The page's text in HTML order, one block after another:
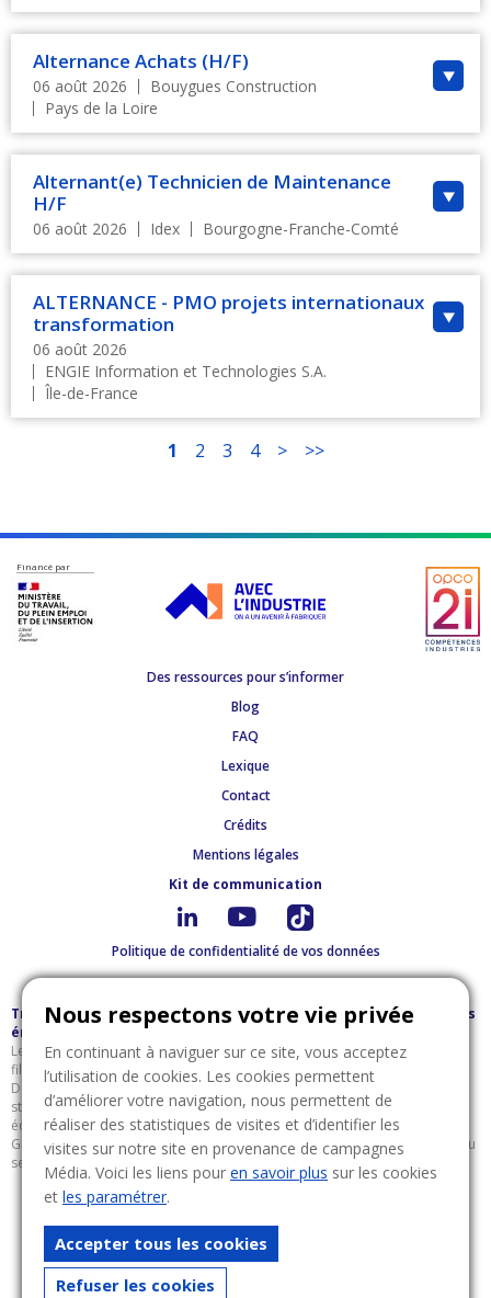
Nous respectons votre vie privée
En continuant à naviguer sur ce site, vous acceptez
l’utilisation de cookies. Les cookies permettent
d’améliorer votre navigation, nous permettent de
réaliser des statistiques de visites et d’identifier les
visites sur notre site en provenance de campagnes
Média. Voici les liens pour en savoir plus sur les cookies
et les paramétrer.
Accepter tous les cookies
Refuser les cookies
Alternance Achats (H/F)
06 août 2026
Bouygues Construction
Pays de la Loire
Alternant(e) Technicien de Maintenance
H/F
06 août 2026 Idex Bourgogne-Franche-Comté
ALTERNANCE - PMO projets internationaux
transformation
06 août 2026
ENGIE Information et Technologies S.A.
Île-de-France
1 2 3 4 > >>
Financé par
Des ressources pour s’informer
Blog
FAQ
Lexique
Contact
Crédits
Mentions légales
Kit de communication
Politique de confidentialité de vos données
Trouver votre futur emploi dans la filière gaz, chaleur et solutions
énergétiques associées
Le portail « Compétences Energies » vous permet de mieux connaître la
filière des gaz, de la chaleur et des solutions énergétiques associées.
Découvrez ses enjeux, ses activités (Production d’énergie, Transport &
stockage, Distribution, Commercialisation & vente, Services énergétiques,
équipements & installations) et ses métiers qui recrutent à l’horizon 2030.
Grâce à notre portail,trouvez l’emploi qui vous ressembleau cœur du
secteur de l’énergie !